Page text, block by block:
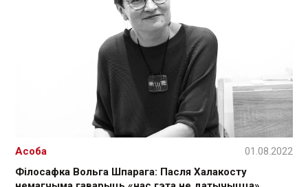
Філосафка Вольга Шпарага: Пасля Халакосту
Асоба 01.08.2022